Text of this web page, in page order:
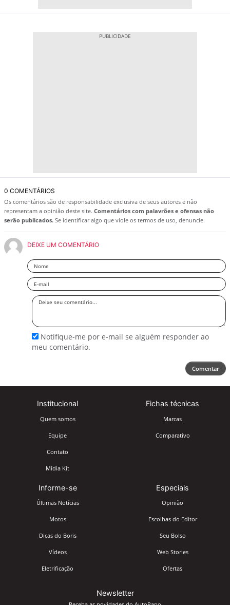
0 COMENTÁRIOS
Os comentários são de responsabilidade exclusiva de seus autores e não
representam a opinião deste site. Comentários com palavrões e ofensas não
serão publicados. Se identificar algo que viole os termos de uso, denuncie.
DEIXE UM COMENTÁRIO
Nome
Email
Deixe
Notifique-me por e-mail se alguém responder ao
meu comentário.
Comentar
Institucional
Quem somos
Equipe
Contato
Mídia Kit
Fichas técnicas
Marcas
Comparativo
Informe-se
Últimas Notícias
Motos
Dicas do Boris
Vídeos
Eletrificação
Especiais
Opinião
Escolhas do Editor
Seu Bolso
Web Stories
Ofertas
Newsletter